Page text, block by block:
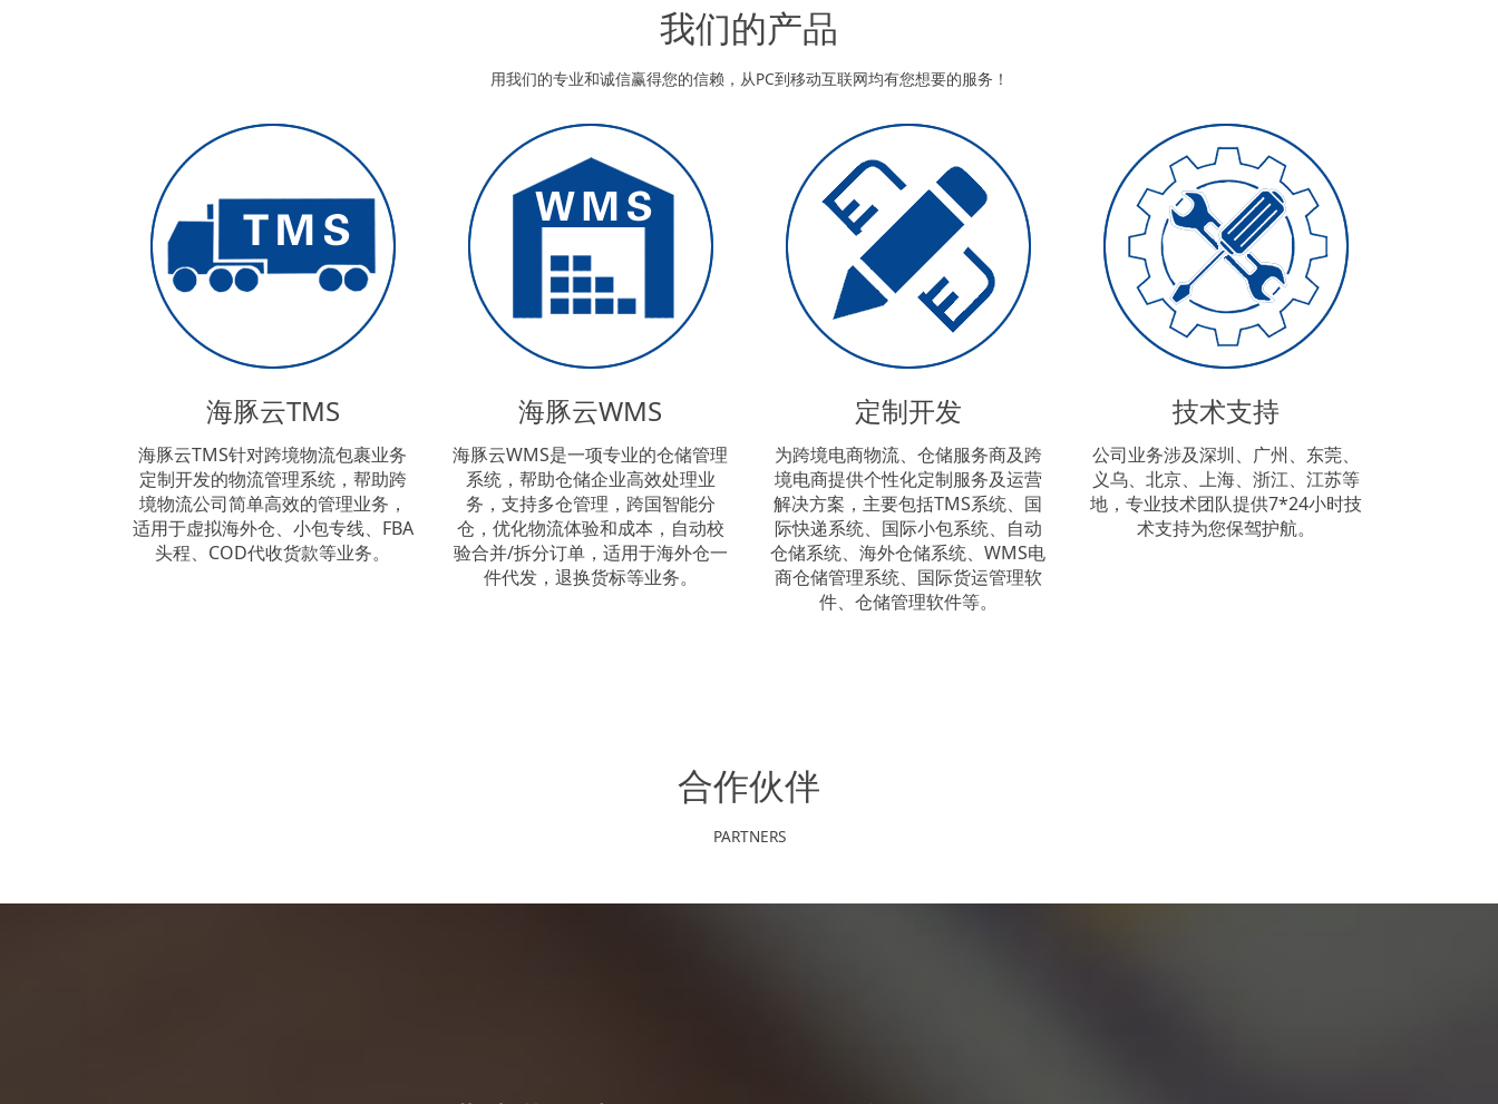
我们的产品
用我们的专业和诚信赢得您的信赖，从PC到移动互联网均有您想要的服务！
海豚云TMS
海豚云TMS针对跨境物流包裹业务
定制开发的物流管理系统，帮助跨
境物流公司简单高效的管理业务，
适用于虚拟海外仓、小包专线、FBA
头程、COD代收货款等业务。
海豚云WMS
海豚云WMS是一项专业的仓储管理
系统，帮助仓储企业高效处理业
务，支持多仓管理，跨国智能分
仓，优化物流体验和成本，自动校
验合并/拆分订单，适用于海外仓一
件代发，退换货标等业务。
定制开发
为跨境电商物流、仓储服务商及跨
境电商提供个性化定制服务及运营
解决方案，主要包括TMS系统、国
际快递系统、国际小包系统、自动
仓储系统、海外仓储系统、WMS电
商仓储管理系统、国际货运管理软
件、仓储管理软件等。
技术支持
公司业务涉及深圳、广州、东莞、
义乌、北京、上海、浙江、江苏等
地，专业技术团队提供7*24小时技
术支持为您保驾护航。
合作伙伴
PARTNERS